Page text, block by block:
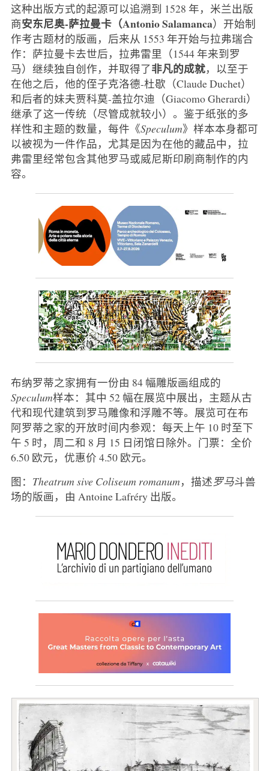
这种出版方式的起源可以追溯到 1528 年，米兰出版
商安东尼奥-萨拉曼卡（Antonio Salamanca）开始制
作考古题材的版画，后来从 1553 年开始与拉弗瑞合
作：萨拉曼卡去世后，拉弗雷里（1544 年来到罗
马）继续独自创作，并取得了非凡的成就，以至于
在他之后，他的侄子克洛德-杜歇（Claude Duchet）
和后者的妹夫贾科莫-盖拉尔迪（Giacomo Gherardi）
继承了这一传统（尽管成就较小）。鉴于纸张的多
样性和主题的数量，每件《Speculum》样本本身都可
以被视为一件作品，尤其是因为在他的藏品中，拉
弗雷里经常包含其他罗马或威尼斯印刷商制作的内
容。
布纳罗蒂之家拥有一份由 84 幅雕版画组成的
Speculum样本：其中 52 幅在展览中展出，主题从古
代和现代建筑到罗马雕像和浮雕不等。展览可在布
阿罗蒂之家的开放时间内参观：每天上午 10 时至下
午 5 时，周二和 8 月 15 日闭馆日除外。门票：全价
6.50 欧元，优惠价 4.50 欧元。
图： Theatrum sive Coliseum romanum，描述罗马斗兽
场的版画，由 Antoine Lafréry 出版。